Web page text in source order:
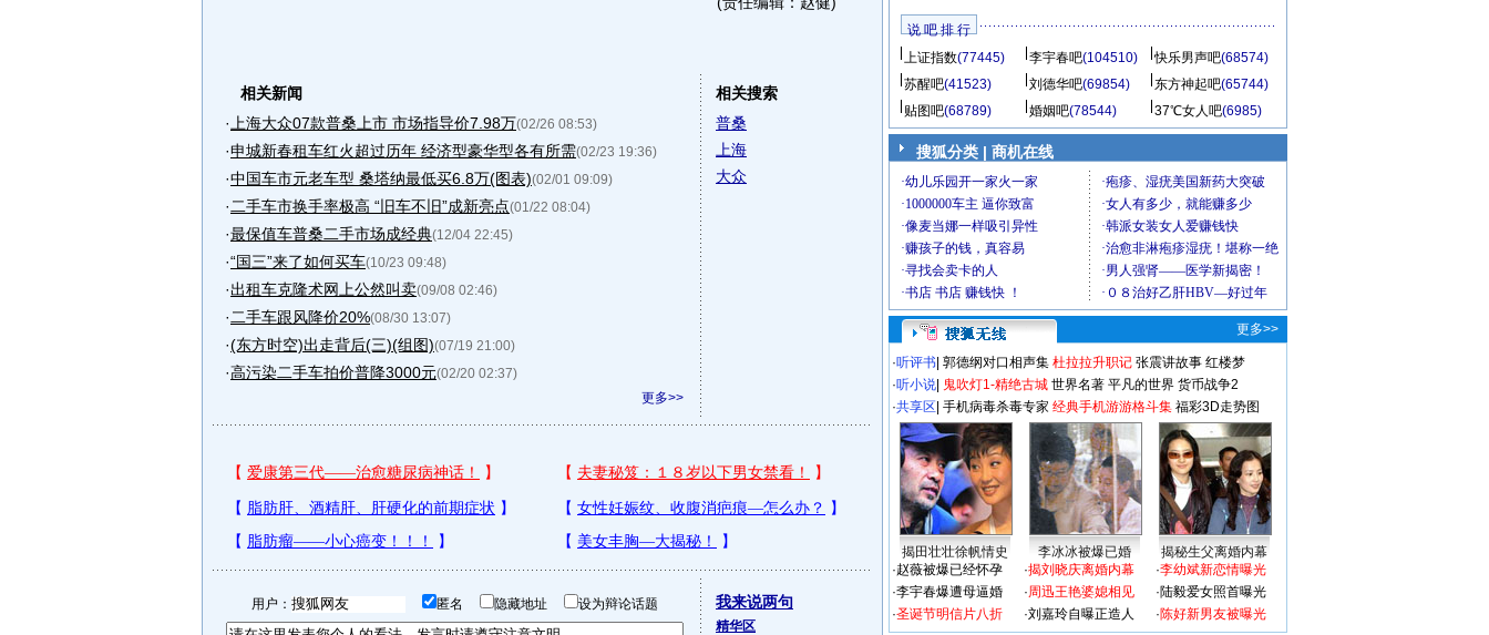
相关新闻
· 上海大众07款普桑上市 市场指导价7.98万(02/26 08:53)
·申城新春租车红火超过历年 经济型豪华型各有所需(02/23 19:36)
·中国车市元老车型 桑塔纳最低买6.8万(图表)(02/01 09:09)
· 二手车市换手率极高 “旧车不旧”成新亮点(01/22 08:04)
·最保值车普桑二手市场成经典(12/04 22:45)
·“国三”来了如何买车(10/23 09:48)
·出租车克隆术网上公然叫卖(09/08 02:46)
· 二手车跟风降价20%(08/30 13:07)
·(东方时空)出走背后(三)(组图)(07/19 21:00)
·高污染二手车拍价普降3000元(02/20 02:37)
更多>>
相关搜索
普桑
上海
大众
用户： 匿名 隐藏地址 设为辩论话题 我来说两句
精华区
说 吧 排 行
上证指数(77445) 李宇春吧(104510) 快乐男声吧(68574)
苏醒吧(41523) 刘德华吧(69854) 东方神起吧(65744)
贴图吧(68789) 婚姻吧(78544) 37℃女人吧(6985)
搜狐分类 | 商机在线
更多>>
·听评书 郭德纲对口相声集 杜拉拉升职记 张震讲故事 红楼梦
·听小说 鬼吹灯1-精绝古城 世界名著 平凡的世界 货币战争2
·共享区 手机病毒杀毒专家 经典手机游游格斗集 福彩3D走势图
揭田壮壮徐帆情史 李冰冰被爆已婚
揭秘生父离婚内幕
·赵薇被爆已经怀孕
·李宇春爆遭母逼婚
·圣诞节明信片八折
·揭刘晓庆离婚内幕
·周迅王艳婆媳相见
·刘嘉玲自曝正造人
·李幼斌新恋情曝光
·陆毅爱女照首曝光
·陈好新男友被曝光